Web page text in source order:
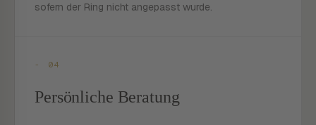
sofern der Ring nicht angepasst wurde.
- 04
Persönliche Beratung